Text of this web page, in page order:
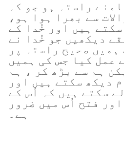
راستہ ہو جو کہ
سے بھرا ہوا ہو،
ہیں اور خُدا کے
دیکھیں جو خُدا نے
ہمیں صحیح راستہ پر
عمل کیا جس کی ہمیں
ہم سے بڑھ کر ، ہم
دیکھ سکتے ہیں اور
سکتے ہیں کہ اُس کے
فتح اُس میں ضرور
ہے۔